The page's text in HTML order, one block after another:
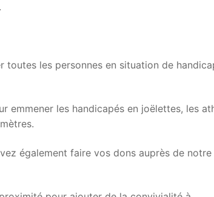
les personnes en situation de
emmener les handicapés en joëlettes, les
également faire vos dons auprès de